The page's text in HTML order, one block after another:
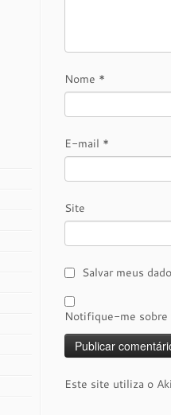
Nome *
E-mail *
Site
Salvar meus
Notifique-me sobre
Este site utiliza o